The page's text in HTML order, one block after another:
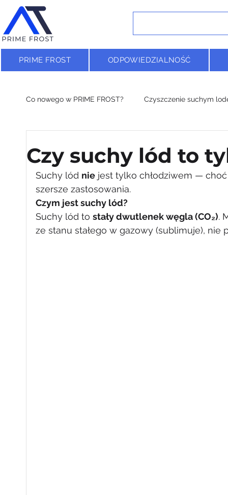
PRIME FROST ODPOWIEDZIALNOŚĆ
Co nowego w PRIME FROST? Czyszczenie suchym
Czy suchy lód to
Suchy lód nie jest tylko chłodziwem —
szersze zastosowania.
Czym jest suchy lód?
Suchy lód to stały dwutlenek węgla (CO₂).
ze stanu stałego w gazowy (sublimuje), nie